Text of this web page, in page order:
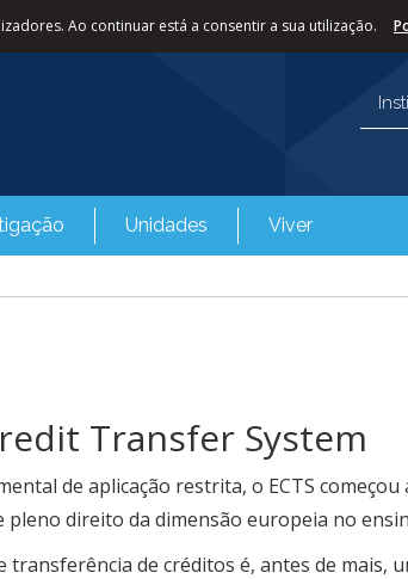
Ao continuar está a consentir a sua utilização.
Unidades Viver
Transfer System
de aplicação restrita, o ECTS
pleno direito da dimensão europeia no
transferência de créditos é, antes de mais,